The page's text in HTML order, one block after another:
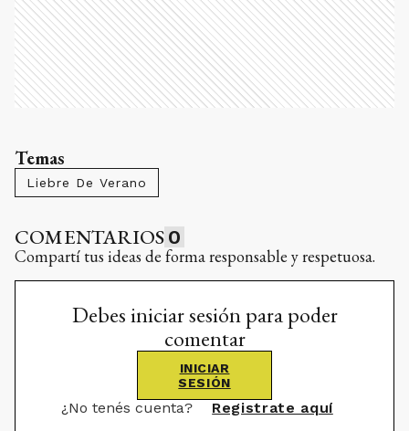
Temas
Liebre De Verano
COMENTARIOS 0
Compartí tus ideas de forma responsable y respetuosa.
Debes iniciar sesión para poder
comentar
INICIAR
SESIÓN
¿No tenés cuenta? Registrate aquí